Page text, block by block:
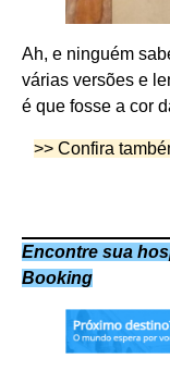
Ah, e ninguém
várias versões e
é que fosse a cor
>> Confira
Encontre sua
Booking